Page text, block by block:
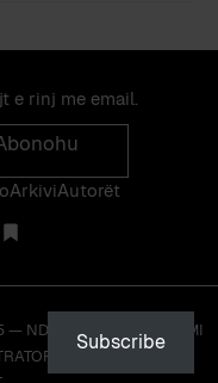
e rinj me email.
ArkiviAutorët
NDALOHET RIPRODHIMI
TË FAQES OSE TË
Subscribe